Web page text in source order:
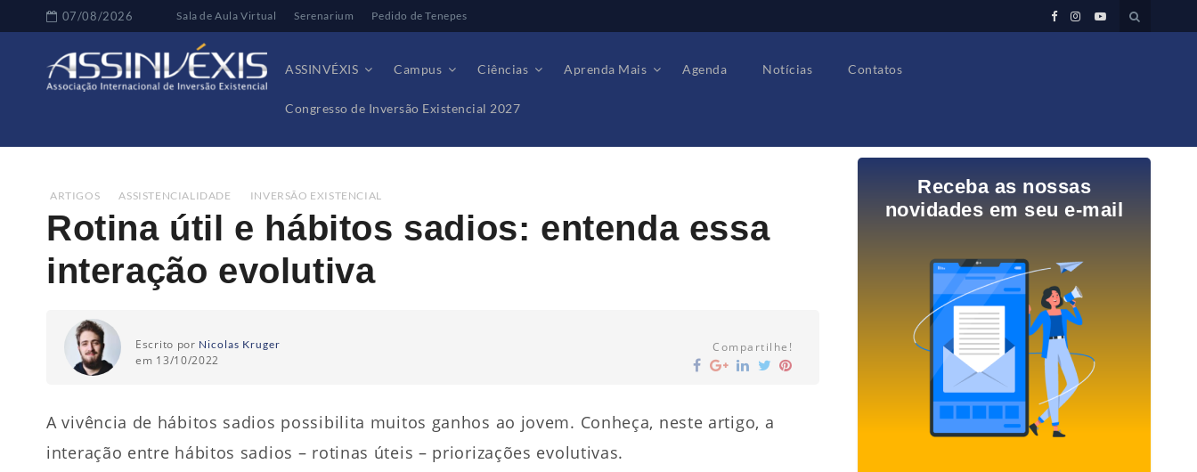
07/08/2026 Sala de Aula Virtual Serenarium Pedido de Tenepes
ASSINVÉXIS Campus Ciências Aprenda Mais Agenda Notícias Contatos
Congresso de Inversão Existencial 2027
ARTIGOS ,ASSISTENCIALIDADE INVERSÃO EXISTENCIAL
Rotina útil e hábitos sadios: entenda essa
interação evolutiva
Escrito por Nicolas Kruger
em 13/10/2022
Compartilhe!
A vivência de hábitos sadios possibilita muitos ganhos ao jovem. Conheça, neste artigo, a
interação entre hábitos sadios – rotinas úteis – priorizações evolutivas.
Receba as nossas
novidades em seu e-mail